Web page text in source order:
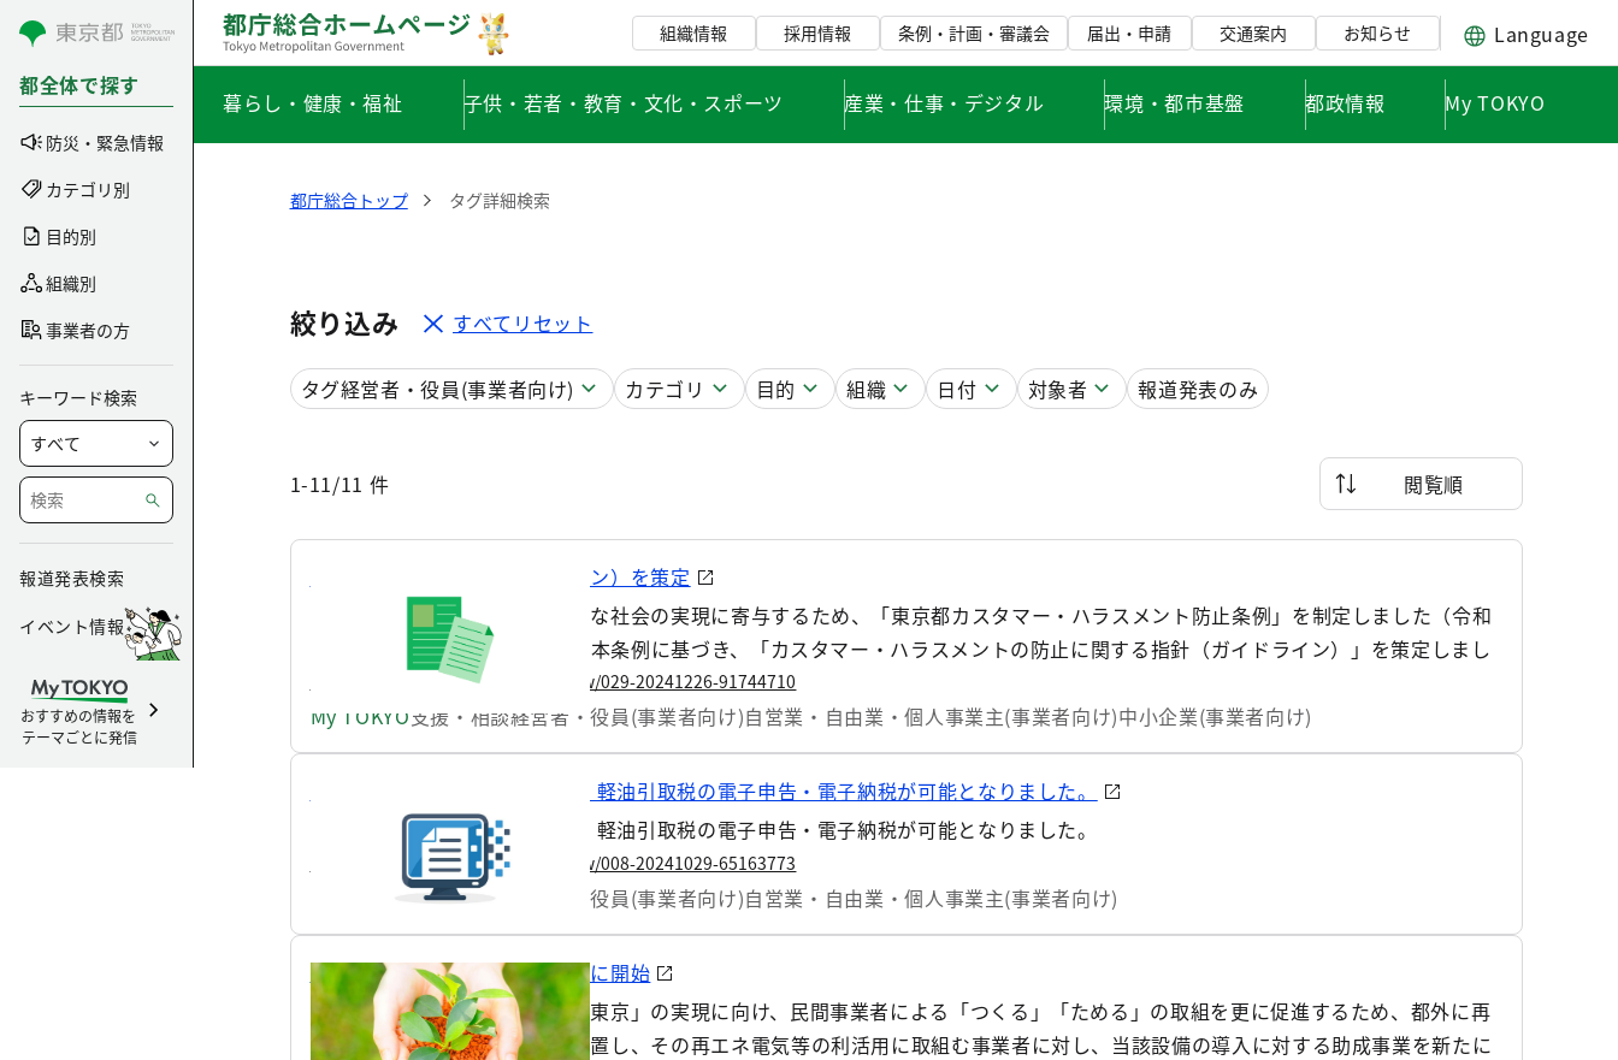
コンテンツにスキップ
都全体で探す
防災・緊急情報
カテゴリ別
目的別
組織別
事業者の方
キーワード検索
報道発表検索
イベント情報
おすすめの情報を
テーマごとに発信
組織情報 採用情報 条例・計画・審議会 届出・申請 交通案内 お知らせ Language
暮らし・健康・福祉 子供・若者・教育・文化・スポーツ 産業・仕事・デジタル 環境・都市基盤 都政情報 My TOKYO
都庁総合トップ タグ詳細検索
絞り込み すべてリセット
タグ経営者・役員(事業者向け) カテゴリ 目的 組織 日付 対象者 報道発表のみ
1-11/11 件 閲覧順
カスハラ防止指針（ガイドライン）を策定
東京都では、公正かつ持続可能な社会の実現に寄与するため、「東京都カスタマー・ハラスメント防止条例」を制定しました（令和
7年4月1日施行）。 このたび、本条例に基づき、「カスタマー・ハラスメントの防止に関する指針（ガイドライン）」を策定しまし
たので、お知らせします。
https://www.my.metro.tokyo.lg.jp/w/029-20241226-91744710
My TOKYO支援・相談経営者・役員(事業者向け)自営業・自由業・個人事業主(事業者向け)中小企業(事業者向け)
令和６年10月28日（月）から、軽油引取税の電子申告・電子納税が可能となりました。
令和６年10月28日（月）から、軽油引取税の電子申告・電子納税が可能となりました。
https://www.my.metro.tokyo.lg.jp/w/008-20241029-65163773
My TOKYO申請・届出 経営者・役員(事業者向け)自営業・自由業・個人事業主(事業者向け)
再エネ電源都外調達事業を新たに開始
東京都は、「ゼロエミッション東京」の実現に向け、民間事業者による「つくる」「ためる」の取組を更に促進するため、都外に再
生可能エネルギー発電設備を設置し、その再エネ電気等の利活用に取組む事業者に対し、当該設備の導入に対する助成事業を新たに